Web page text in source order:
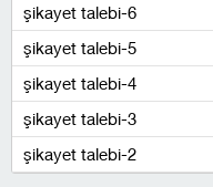
şikayet talebi-6
şikayet talebi-5
şikayet talebi-4
şikayet talebi-3
şikayet talebi-2